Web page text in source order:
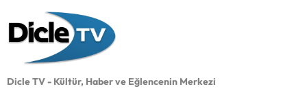
Dicle TV - Kültür, Haber ve Eğlencenin Merkezi